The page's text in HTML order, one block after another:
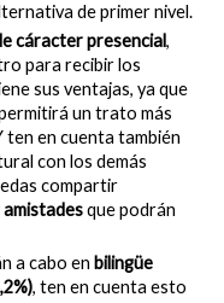
de primer nivel.
cáracter presencial,
para recibir los
sus ventajas, ya que
un trato más
ten en cuenta también
con los demás
compartir
que podrán
a cabo en bilingüe
, ten en cuenta esto